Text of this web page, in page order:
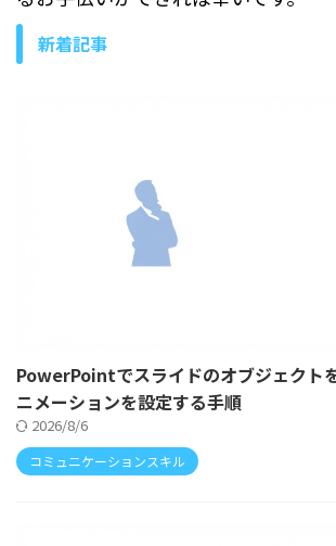
新着記事
PowerPointでスライドのオブジェクト
ニメーションを設定する手順
2026/8/6
コミュニケーションスキル